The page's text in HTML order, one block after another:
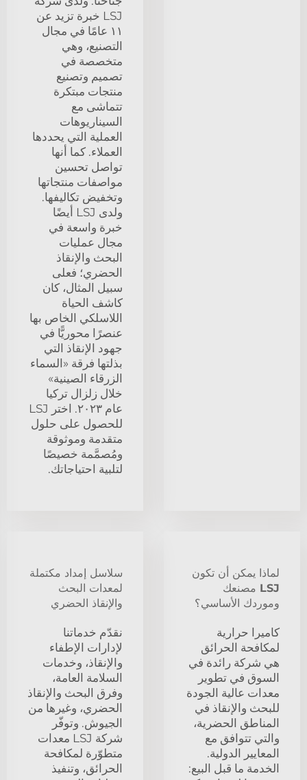
LSJ خبرة تزيد عن
١١ عامًا في مجال
التصنيع، وهي
متخصصة في
تصميم وتصنيع
منتجات مبتكرة
تتماشى مع
السيناريوهات
العملية التي يحددها
العملاء. كما أنها
تواصل تحسين
مواصفات منتجاتها
وتخفيض تكاليفها.
ولدى LSJ أيضًا
خبرة واسعة في
مجال عمليات
البحث والإنقاذ
الحضري؛ فعلى
سبيل المثال، كان
كاشف الحياة
اللاسلكي الخاص بها
عنصرًا محوريًّا في
جهود الإنقاذ التي
بذلتها فرقة «السماء
الزرقاء الصينية»
خلال زلزال تركيا
عام ٢٠٢٣. اختر LSJ
للحصول على حلول
متقدمة وموثوقة
ومُصمَّمة خصيصًا
لتلبية احتياجاتك.
لماذا يمكن أن تكون
LSJ مصنعك
وموردك الأساسي؟
كاميرا حرارية
لمكافحة الحرائق
هي شركة رائدة في
السوق في تطوير
معدات عالية الجودة
للبحث والإنقاذ في
المناطق الحضرية،
والتي تتوافق مع
المعايير الدولية.
الخدمة ما قبل البيع:
سلاسل إمداد مكتملة
لمعدات البحث
والإنقاذ الحضري
نقدّم خدماتنا
لإدارات الإطفاء
والإنقاذ، وخدمات
السلامة العامة،
وفرق البحث والإنقاذ
الحضري، وغيرها من
الجيوش. وتوفّر
شركة LSJ معدات
متطوّرة لمكافحة
الحرائق، وتنفيذ